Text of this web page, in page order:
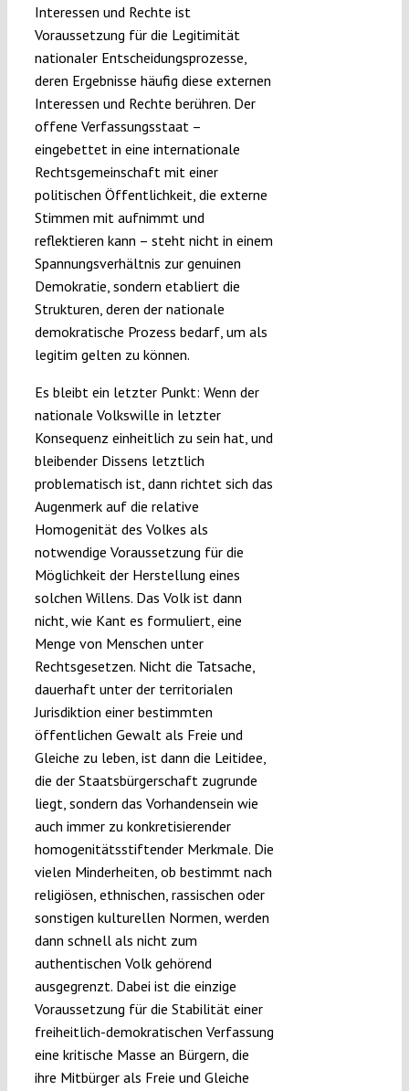
Interessen und Rechte ist
Voraussetzung für die Legitimität
nationaler Entscheidungsprozesse,
deren Ergebnisse häufig diese externen
Interessen und Rechte berühren. Der
offene Verfassungsstaat –
eingebettet in eine internationale
Rechtsgemeinschaft mit einer
politischen Öffentlichkeit, die externe
Stimmen mit aufnimmt und
reflektieren kann – steht nicht in einem
Spannungsverhältnis zur genuinen
Demokratie, sondern etabliert die
Strukturen, deren der nationale
demokratische Prozess bedarf, um als
legitim gelten zu können.
Es bleibt ein letzter Punkt: Wenn der
nationale Volkswille in letzter
Konsequenz einheitlich zu sein hat, und
bleibender Dissens letztlich
problematisch ist, dann richtet sich das
Augenmerk auf die relative
Homogenität des Volkes als
notwendige Voraussetzung für die
Möglichkeit der Herstellung eines
solchen Willens. Das Volk ist dann
nicht, wie Kant es formuliert, eine
Menge von Menschen unter
Rechtsgesetzen. Nicht die Tatsache,
dauerhaft unter der territorialen
Jurisdiktion einer bestimmten
öffentlichen Gewalt als Freie und
Gleiche zu leben, ist dann die Leitidee,
die der Staatsbürgerschaft zugrunde
liegt, sondern das Vorhandensein wie
auch immer zu konkretisierender
homogenitätsstiftender Merkmale. Die
vielen Minderheiten, ob bestimmt nach
religiösen, ethnischen, rassischen oder
sonstigen kulturellen Normen, werden
dann schnell als nicht zum
authentischen Volk gehörend
ausgegrenzt. Dabei ist die einzige
Voraussetzung für die Stabilität einer
freiheitlich-demokratischen Verfassung
eine kritische Masse an Bürgern, die
ihre Mitbürger als Freie und Gleiche